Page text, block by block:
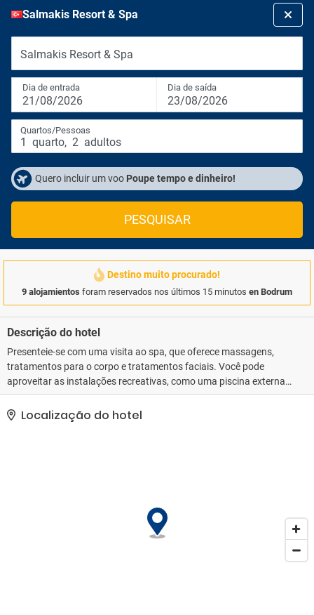
Salmakis Resort & Spa
Salmakis Resort & Spa
Dia de entrada
21/08/2026
Dia de saída
23/08/2026
Quartos/Pessoas
1 quarto, 2 adultos
Quero incluir um voo Poupe tempo e dinheiro!
PESQUISAR
Destino muito procurado!
9 alojamientos foram reservados nos últimos 15 minutos en Bodrum
Descrição do hotel
Presenteie-se com uma visita ao spa, que oferece massagens,
tratamentos para o corpo e tratamentos faciais. Você pode
aproveitar as instalações recreativas, como uma piscina externa,
uma piscina interna e uma quadra de tênis externa. Este hotel
oferece Wi-Fi de cortesia, serviços de concierge e loja de
presentes/banca de jornal.. As comodidades presentes incluem
Localização do hotel